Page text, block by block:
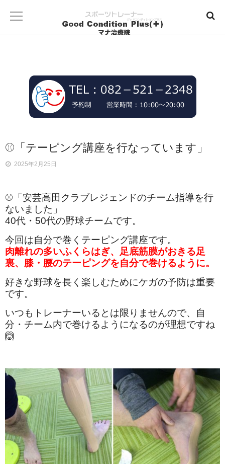
⚾「テーピング講座を行なっています」
2025年2月25日
⚾️「安芸高田クラブレジェンドのチーム指導を行
ないました」
40代・50代の野球チームです。
今回は自分で巻くテーピング講座です。
肉離れの多いふくらはぎ、足底筋膜がおきる足
裏、膝・腰のテーピングを自分で巻けるように。
好きな野球を長く楽しむためにケガの予防は重要
です。
いつもトレーナーいるとは限りませんので、自
分・チーム内で巻けるようになるのが理想ですね
🙆